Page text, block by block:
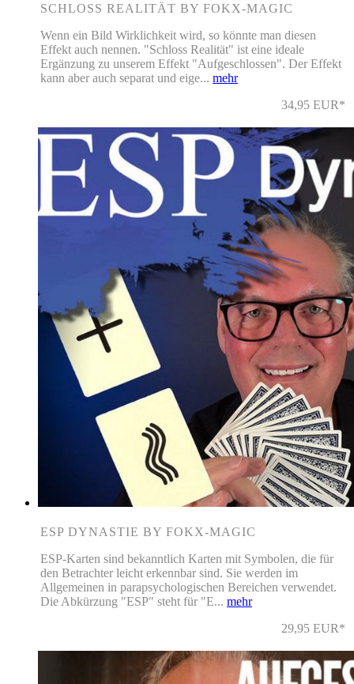
SCHLOSS REALITÄT BY FOKX-MAGIC
Wenn ein Bild Wirklichkeit wird, so könnte man diesen
Effekt auch nennen. "Schloss Realität" ist eine ideale
Ergänzung zu unserem Effekt "Aufgeschlossen". Der Effekt
kann aber auch separat und eige... mehr
34,95 EUR*
ESP DYNASTIE BY FOKX-MAGIC
ESP-Karten sind bekanntlich Karten mit Symbolen, die für
den Betrachter leicht erkennbar sind. Sie werden im
Allgemeinen in parapsychologischen Bereichen verwendet.
Die Abkürzung "ESP" steht für "E... mehr
29,95 EUR*